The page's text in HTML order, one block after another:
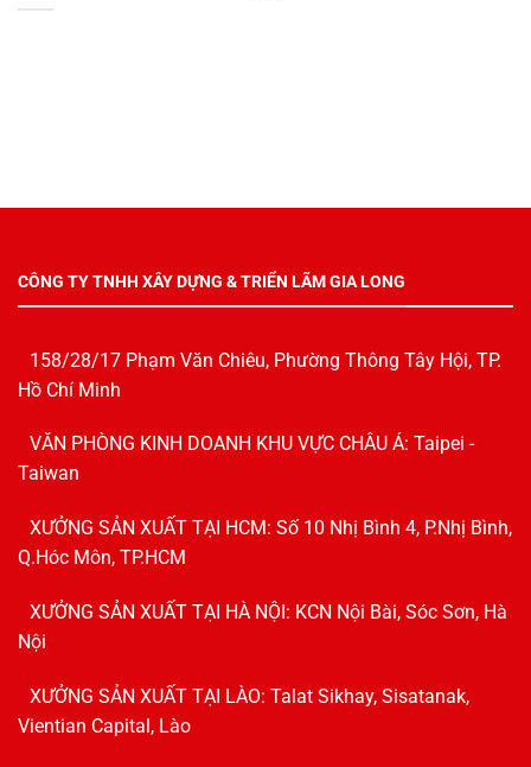
CÔNG TY TNHH XÂY DỰNG & TRIỂN LÃM GIA LONG
158/28/17 Phạm Văn Chiêu, Phường Thông Tây Hội, TP.
Hồ Chí Minh
VĂN PHÒNG KINH DOANH KHU VỰC CHÂU Á: Taipei -
Taiwan
XƯỞNG SẢN XUẤT TẠI HCM: Số 10 Nhị Bình 4, P.Nhị Bình,
Q.Hóc Môn, TP.HCM
XƯỞNG SẢN XUẤT TẠI HÀ NỘI: KCN Nội Bài, Sóc Sơn, Hà
Nội
XƯỞNG SẢN XUẤT TẠI LÀO: Talat Sikhay, Sisatanak,
Vientian Capital, Lào